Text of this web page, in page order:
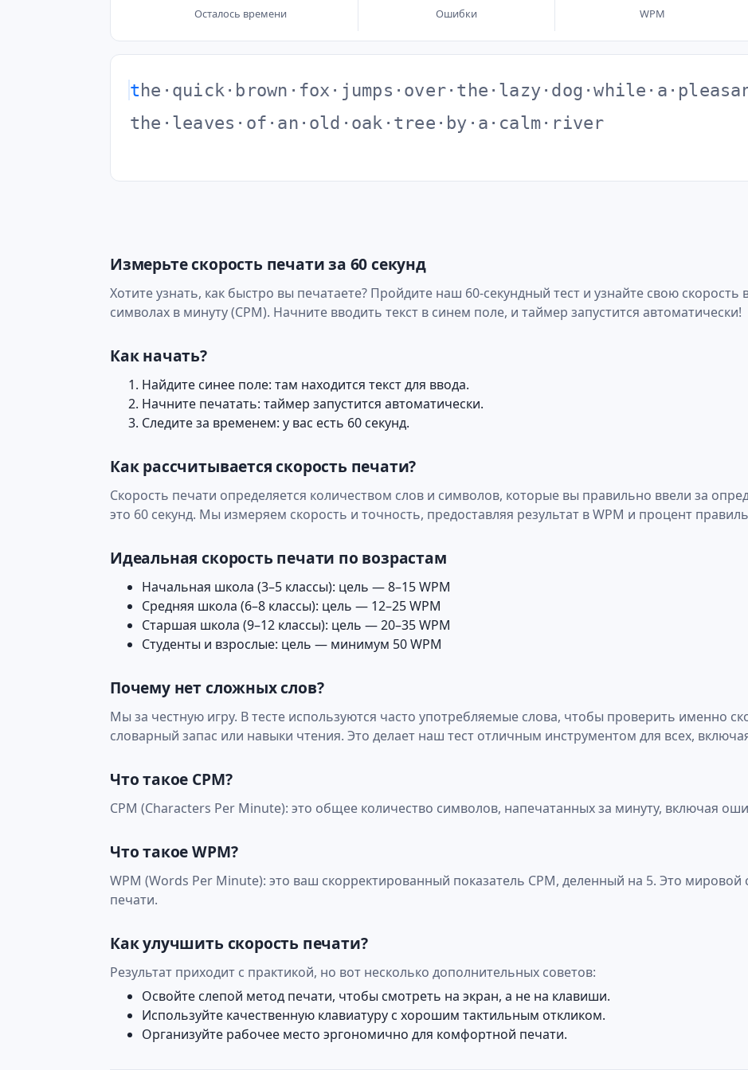
Осталось времени Ошибки WPM
the · quick · b rown · fox · j umps · over· the · lazy· dog ·while · a · pleasa
the · leaves · of · an · old · oak · t ree · by · a · calm· river
Измерьте скорость печати за 60 секунд
Хотите узнать, как быстро вы печатаете? Пройдите наш 60-секундный тест и узнайте свою скорость
символах в минуту (CPM). Начните вводить текст в синем поле, и таймер запустится автоматически!
Как начать?
Найдите синее поле: там находится текст для ввода.
Начните печатать: таймер запустится автоматически.
Следите за временем: у вас есть 60 секунд.
Как рассчитывается скорость печати?
Скорость печати определяется количеством слов и символов, которые вы правильно ввели за
это 60 секунд. Мы измеряем скорость и точность, предоставляя результат в WPM и процент
Идеальная скорость печати по возрастам
Начальная школа (3–5 классы): цель — 8–15 WPM
Средняя школа (6–8 классы): цель — 12–25 WPM
Старшая школа (9–12 классы): цель — 20–35 WPM
Студенты и взрослые: цель — минимум 50 WPM
Почему нет сложных слов?
Мы за честную игру. В тесте используются часто употребляемые слова, чтобы проверить именно
словарный запас или навыки чтения. Это делает наш тест отличным инструментом для всех,
Что такое CPM?
CPM (Characters Per Minute): это общее количество символов, напечатанных за минуту, включая
Что такое WPM?
WPM (Words Per Minute): это ваш скорректированный показатель CPM, деленный на 5. Это мировой
печати.
Как улучшить скорость печати?
Результат приходит с практикой, но вот несколько дополнительных советов:
Освойте слепой метод печати, чтобы смотреть на экран, а не на клавиши.
Используйте качественную клавиатуру с хорошим тактильным откликом.
Организуйте рабочее место эргономично для комфортной печати.